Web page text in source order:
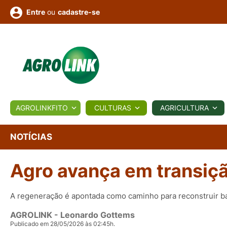
BIOLÓGICOS COTAÇÕES NOTÍCIAS
Conversor Colunistas Eventos
Fotos
e
Vídeos
Entre ou cadastre-se
AGROLINKFITO CULTURAS AGRICULTURA
NOTÍCIAS
Agro avança em
A regeneração é apontada como caminho para reconstruir
AGROLINK - Leonardo Gottems
Publicado em 28/05/2026 às 02:45h.